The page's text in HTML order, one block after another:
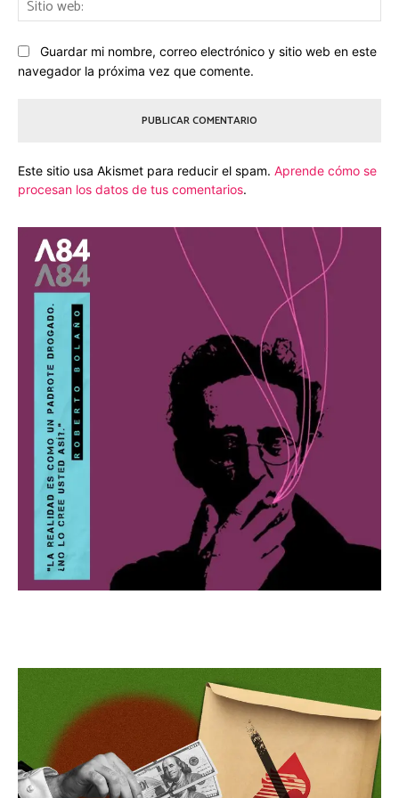
Guardar mi nombre, correo electrónico y sitio web en este
navegador la próxima vez que comente.
Este sitio usa Akismet para reducir el spam. Aprende cómo se
procesan los datos de tus comentarios.